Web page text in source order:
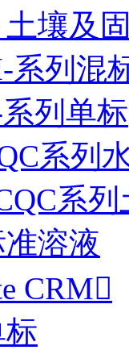
土壤及
系列混
列单标
系列
系
溶液
CRM